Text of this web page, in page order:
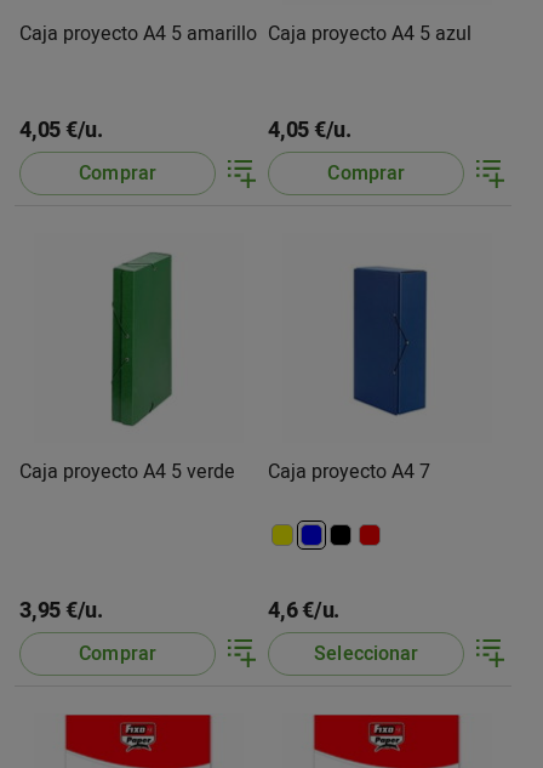
Caja proyecto A4 5 amarillo
4,05 €/u.
Comprar
Caja proyecto A4 5 azul
4,05 €/u.
Comprar
Caja proyecto A4 5 verde
3,95 €/u.
Comprar
Caja proyecto A4 7
4,6 €/u.
Seleccionar